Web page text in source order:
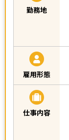
勤務地
雇用形態
仕事内容